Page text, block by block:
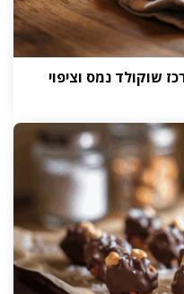
שוקולד נמס וציפוי